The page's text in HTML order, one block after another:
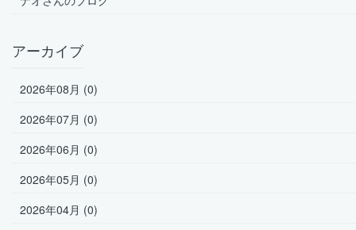
アーカイブ
2026年08月 (0)
2026年07月 (0)
2026年06月 (0)
2026年05月 (0)
2026年04月 (0)